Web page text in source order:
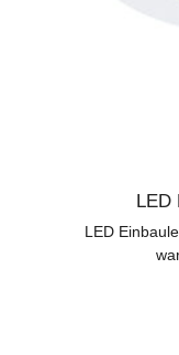
LED
LED